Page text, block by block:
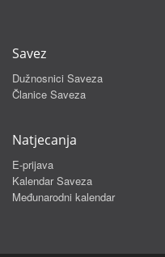
Savez
Dužnosnici Saveza
Članice Saveza
Natjecanja
E-prijava
Kalendar Saveza
Međunarodni kalendar